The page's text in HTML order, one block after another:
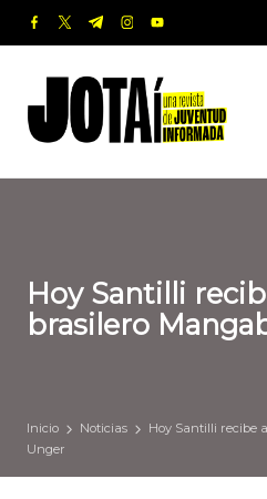
Saltar
contenido
facebook.com
twitter.com
t.me instagram.com
youtube.com
o
t
revista
de
Informada
Hoy Santilli
brasilero
Inicio Noticias
Hoy Santilli recibe
Unger